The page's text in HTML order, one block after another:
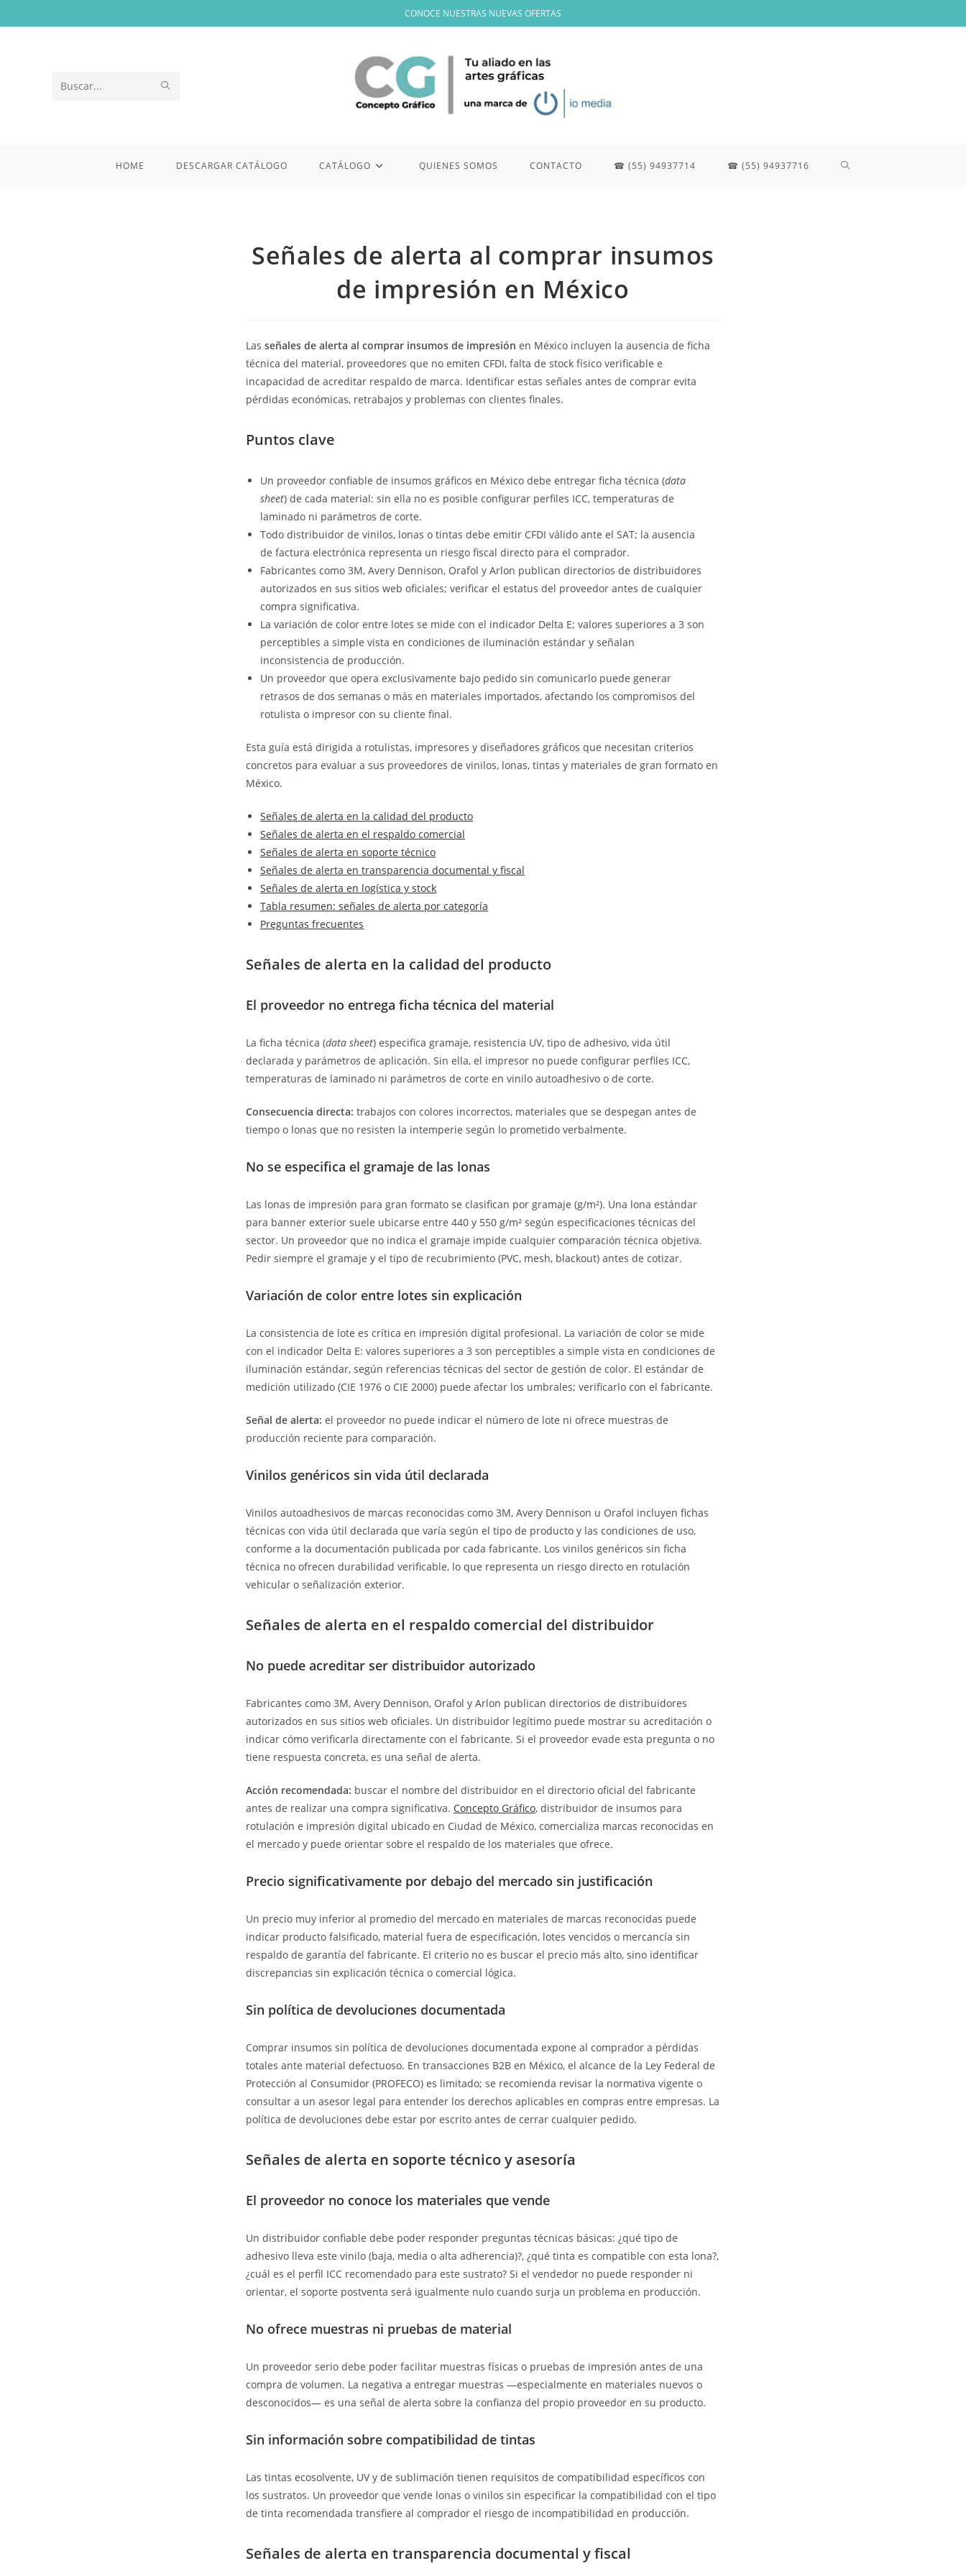
al
CONOCE NUESTRAS NUEVAS OFERTAS
Buscar
HOME DESCARGAR CATÁLOGO CATÁLOGO QUIENES SOMOS CONTACTO ☎ (55) 94937714 ☎ (55) 94937716 ALTERNAR
Señales de alerta al comprar insumos
de impresión en México
Las señales de alerta al comprar insumos de impresión en México incluyen la ausencia de ficha
técnica del material, proveedores que no emiten CFDI, falta de stock físico verificable e
incapacidad de acreditar respaldo de marca. Identificar estas señales antes de comprar evita
pérdidas económicas, retrabajos y problemas con clientes finales.
Puntos clave
Un proveedor confiable de insumos gráficos en México debe entregar ficha técnica (data
sheet) de cada material: sin ella no es posible configurar perfiles ICC, temperaturas de
laminado ni parámetros de corte.
Todo distribuidor de vinilos, lonas o tintas debe emitir CFDI válido ante el SAT; la ausencia
de factura electrónica representa un riesgo fiscal directo para el comprador.
Fabricantes como 3M, Avery Dennison, Orafol y Arlon publican directorios de distribuidores
autorizados en sus sitios web oficiales; verificar el estatus del proveedor antes de cualquier
compra significativa.
La variación de color entre lotes se mide con el indicador Delta E; valores superiores a 3 son
perceptibles a simple vista en condiciones de iluminación estándar y señalan
inconsistencia de producción.
Un proveedor que opera exclusivamente bajo pedido sin comunicarlo puede generar
retrasos de dos semanas o más en materiales importados, afectando los compromisos del
rotulista o impresor con su cliente final.
Esta guía está dirigida a rotulistas, impresores y diseñadores gráficos que necesitan criterios
concretos para evaluar a sus proveedores de vinilos, lonas, tintas y materiales de gran formato en
México.
Señales de alerta en la calidad del producto
Señales de alerta en el respaldo comercial
Señales de alerta en soporte técnico
Señales de alerta en transparencia documental y fiscal
Señales de alerta en logística y stock
Tabla resumen: señales de alerta por categoría
Preguntas frecuentes
Señales de alerta en la calidad del producto
El proveedor no entrega ficha técnica del material
La ficha técnica (data sheet) especifica gramaje, resistencia UV, tipo de adhesivo, vida útil
declarada y parámetros de aplicación. Sin ella, el impresor no puede configurar perfiles ICC,
temperaturas de laminado ni parámetros de corte en vinilo autoadhesivo o de corte.
Consecuencia directa: trabajos con colores incorrectos, materiales que se despegan antes de
tiempo o lonas que no resisten la intemperie según lo prometido verbalmente.
No se especifica el gramaje de las lonas
Las lonas de impresión para gran formato se clasifican por gramaje (g/m²). Una lona estándar
para banner exterior suele ubicarse entre 440 y 550 g/m² según especificaciones técnicas del
sector. Un proveedor que no indica el gramaje impide cualquier comparación técnica objetiva.
Pedir siempre el gramaje y el tipo de recubrimiento (PVC, mesh, blackout) antes de cotizar.
Variación de color entre lotes sin explicación
La consistencia de lote es crítica en impresión digital profesional. La variación de color se mide
con el indicador Delta E: valores superiores a 3 son perceptibles a simple vista en condiciones de
iluminación estándar, según referencias técnicas del sector de gestión de color. El estándar de
medición utilizado (CIE 1976 o CIE 2000) puede afectar los umbrales; verificarlo con el fabricante.
Señal de alerta: el proveedor no puede indicar el número de lote ni ofrece muestras de
producción reciente para comparación.
Vinilos genéricos sin vida útil declarada
Vinilos autoadhesivos de marcas reconocidas como 3M, Avery Dennison u Orafol incluyen fichas
técnicas con vida útil declarada que varía según el tipo de producto y las condiciones de uso,
conforme a la documentación publicada por cada fabricante. Los vinilos genéricos sin ficha
técnica no ofrecen durabilidad verificable, lo que representa un riesgo directo en rotulación
vehicular o señalización exterior.
Señales de alerta en el respaldo comercial del distribuidor
No puede acreditar ser distribuidor autorizado
Fabricantes como 3M, Avery Dennison, Orafol y Arlon publican directorios de distribuidores
autorizados en sus sitios web oficiales. Un distribuidor legítimo puede mostrar su acreditación o
indicar cómo verificarla directamente con el fabricante. Si el proveedor evade esta pregunta o no
tiene respuesta concreta, es una señal de alerta.
Acción recomendada: buscar el nombre del distribuidor en el directorio oficial del fabricante
antes de realizar una compra significativa. Concepto Gráfico, distribuidor de insumos para
rotulación e impresión digital ubicado en Ciudad de México, comercializa marcas reconocidas en
el mercado y puede orientar sobre el respaldo de los materiales que ofrece.
Precio significativamente por debajo del mercado sin justificación
Un precio muy inferior al promedio del mercado en materiales de marcas reconocidas puede
indicar producto falsificado, material fuera de especificación, lotes vencidos o mercancía sin
respaldo de garantía del fabricante. El criterio no es buscar el precio más alto, sino identificar
discrepancias sin explicación técnica o comercial lógica.
Sin política de devoluciones documentada
Comprar insumos sin política de devoluciones documentada expone al comprador a pérdidas
totales ante material defectuoso. En transacciones B2B en México, el alcance de la Ley Federal de
Protección al Consumidor (PROFECO) es limitado; se recomienda revisar la normativa vigente o
consultar a un asesor legal para entender los derechos aplicables en compras entre empresas. La
política de devoluciones debe estar por escrito antes de cerrar cualquier pedido.
Señales de alerta en soporte técnico y asesoría
El proveedor no conoce los materiales que vende
Un distribuidor confiable debe poder responder preguntas técnicas básicas: ¿qué tipo de
adhesivo lleva este vinilo (baja, media o alta adherencia)?, ¿qué tinta es compatible con esta lona?,
¿cuál es el perfil ICC recomendado para este sustrato? Si el vendedor no puede responder ni
orientar, el soporte postventa será igualmente nulo cuando surja un problema en producción.
No ofrece muestras ni pruebas de material
Un proveedor serio debe poder facilitar muestras físicas o pruebas de impresión antes de una
compra de volumen. La negativa a entregar muestras —especialmente en materiales nuevos o
desconocidos— es una señal de alerta sobre la confianza del propio proveedor en su producto.
Sin información sobre compatibilidad de tintas
Las tintas ecosolvente, UV y de sublimación tienen requisitos de compatibilidad específicos con
los sustratos. Un proveedor que vende lonas o vinilos sin especificar la compatibilidad con el tipo
de tinta recomendada transfiere al comprador el riesgo de incompatibilidad en producción.
Señales de alerta en transparencia documental y fiscal